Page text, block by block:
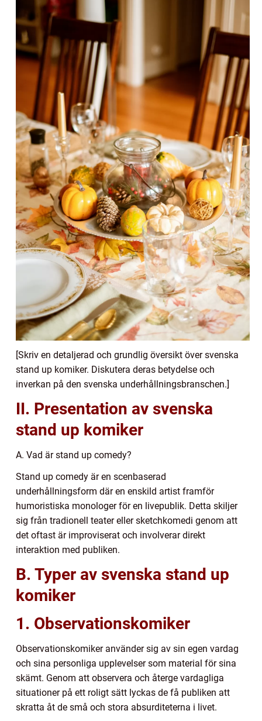
[Skriv en detaljerad och grundlig översikt över svenska
stand up komiker. Diskutera deras betydelse och
inverkan på den svenska underhållningsbranschen.]
II. Presentation av svenska
stand up komiker
A. Vad är stand up comedy?
Stand up comedy är en scenbaserad
underhållningsform där en enskild artist framför
humoristiska monologer för en livepublik. Detta skiljer
sig från tradionell teater eller sketchkomedi genom att
det oftast är improviserat och involverar direkt
interaktion med publiken.
B. Typer av svenska stand up
komiker
1. Observationskomiker
Observationskomiker använder sig av sin egen vardag
och sina personliga upplevelser som material för sina
skämt. Genom att observera och återge vardagliga
situationer på ett roligt sätt lyckas de få publiken att
skratta åt de små och stora absurditeterna i livet.